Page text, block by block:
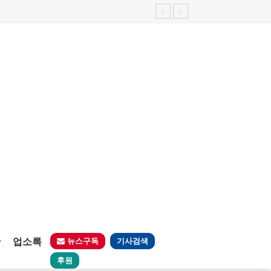
업소록 뉴스구독 기사검색
후원